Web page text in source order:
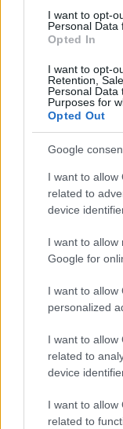
I want to opt-
Personal Data
Opted In
I want to opt-
Retention,
Personal Data
Purposes for
Opted Out
Google
I want to allow
related to
device
I want to allow
Google for
I want to allow
personalized
I want to allow
related to
device
I want to allow
related to
A Deep Purple
Iommi
kislemezük
Medvegyev
2011. 03. 24.|
a Deep Purple